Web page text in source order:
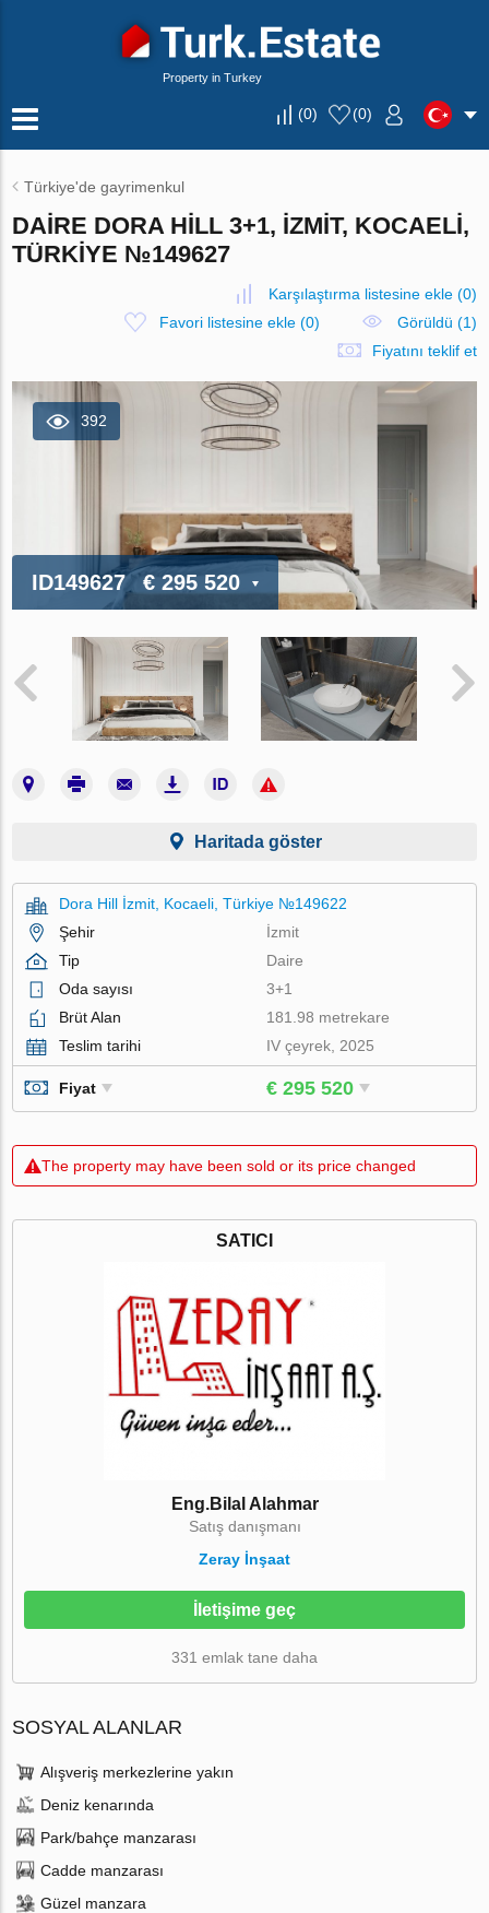
Property in Turkey
(0) (0)
Türkiye'de gayrimenkul
DAIRE DORA HILL 3+1, İZMIT, KOCAELI,
TÜRKIYE №149627
Karşılaştırma listesine ekle(0)
Favori listesine ekle(0)
Görüldü (1)
Fiyatını teklif et
392
ID149627 € 295 520
Haritada göster
Dora Hill İzmit, Kocaeli, Türkiye №149622
Şehir
İzmit
Tip
Daire
Oda sayısı
3+1
Brüt Alan
181.98 metrekare
Teslim tarihi
IV çeyrek, 2025
Fiyat € 295 520
The property may have been sold or its price changed
SATICI
Eng.Bilal Alahmar
Satış danışmanı
Zeray İnşaat
İletişime geç
331 emlak tane daha
SOSYAL ALANLAR
Alışveriş merkezlerine yakın
Deniz kenarında
Park/bahçe manzarası
Cadde manzarası
Güzel manzara